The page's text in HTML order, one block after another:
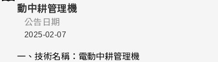
動中耕管理機
公告日期
2025-02-07
一、技術名稱：電動中耕管理機